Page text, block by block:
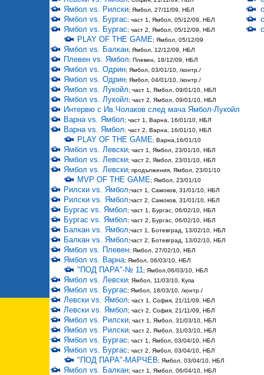
Ямбол vs. Рилски; Ямбол, 27/11/09, НБЛ
Ямбол vs. Бургас; част 1, Ямбол, 05/12/09, НБЛ
Ямбол vs. Бургас; част 2, Ямбол, 05/12/09, НБЛ
PLAY OF THE GAME; Ямбол, 05/12/09
Ямбол vs. Балкан; Ямбол, 12/12/09, НБЛ
Плевен vs. Ямбол; Плевен, 18/12/09, НБЛ
Ямбол vs. Одрин; Ямбол, 03/01/10, /контр./
Ямбол vs. Одрин; Ямбол, 04/01/10, /контр./
Ямбол vs. Лукойл; част 1, Ямбол, 09/01/10, НБЛ
Ямбол vs. Лукойл; част 2, Ямбол, 09/01/10, НБЛ
Интервю с Ив.Чолаков след мача Ямбол-Лукойл
Варна vs. Ямбол; част 1, Варна, 16/01/10, НБЛ
Варна vs. Ямбол; част 2, Варна, 16/01/10, НБЛ
PLAY OF THE GAME; Варна,16/01/10
Ямбол vs. Левски; част 1, Ямбол, 23/01/10, НБЛ
Ямбол vs. Левски; част 2, Ямбол, 23/01/10, НБЛ
Ямбол vs. Левски; продължения, Ямбол, 23/01/10
MVP OF THE GAME; Ямбол, 23/01/10
Рилски vs. Ямбол;част 1, Самоков, 31/01/10, НБЛ
Рилски vs. Ямбол;част 2, Самоков, 31/01/10, НБЛ
Бургас vs. Ямбол; част 1, Бургас, 06/02/10, НБЛ
Бургас vs. Ямбол; част 2, Бургас, 06/02/10, НБЛ
Балкан vs. Ямбол;част 1, Ботевград, 13/02/10, НБЛ
Балкан vs. Ямбол;част 2, Ботевград, 13/02/10, НБЛ
Ямбол vs. Плевен; Ямбол, 27/02/10, НБЛ
Ямбол vs. Варна; Ямбол, 06/03/10, НБЛ
"ПОД ПАРА"-№ 11; Ямбол,06/03/10, НБЛ
Ямбол vs. Левски; Ямбол, 11/03/10, Купа
Ямбол vs. Бургас; Ямбол, 18/03/10, /контр./
Левски vs. Ямбол; част 1, София, 21/11/09, НБЛ
Левски vs. Ямбол; част 2, София, 21/11/09, НБЛ
Ямбол vs. Рилски; част 1, Ямбол, 31/03/10, НБЛ
Ямбол vs. Рилски; част 2, Ямбол, 31/03/10, НБЛ
Ямбол vs. Бургас; част 1, Ямбол, 03/04/10, НБЛ
Ямбол vs. Бургас; част 2, Ямбол, 03/04/10, НБЛ
"ПОД ПАРА"-МАРЧЕВ; Ямбол, 03/04/10, НБЛ
Ямбол vs. Балкан; част 1, Ямбол, 06/04/10, НБЛ